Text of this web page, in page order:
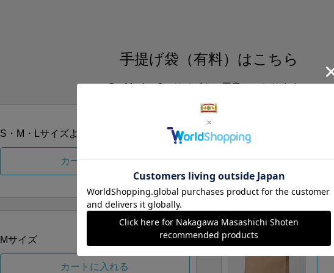
手提げ袋（有料）はこちら
S・M・Lの3つサイズをご用意しております。
S・M・Lサイズより当店にお任せ
カートに入れる
S
Mサイズ
カートに入れる
L